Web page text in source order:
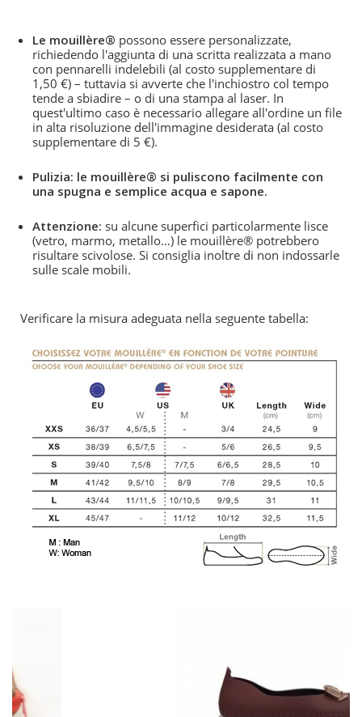
Le mouillère® possono essere personalizzate,
richiedendo l'aggiunta di una scritta realizzata a mano
con pennarelli indelebili (al costo supplementare di
1,50 €) – tuttavia si avverte che l'inchiostro col tempo
tende a sbiadire – o di una stampa al laser. In
quest'ultimo caso è necessario allegare all'ordine un file
in alta risoluzione dell'immagine desiderata (al costo
supplementare di 5 €).
Pulizia: le mouillère® si puliscono facilmente con
una spugna e semplice acqua e sapone.
Attenzione: su alcune superfici particolarmente lisce
(vetro, marmo, metallo…) le mouillère® potrebbero
risultare scivolose. Si consiglia inoltre di non indossarle
sulle scale mobili.
Verificare la misura adeguata nella seguente tabella: